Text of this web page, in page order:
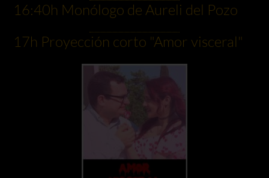
16:40h Monólogo de Aureli del Pozo
17h Proyección corto "Amor visceral"